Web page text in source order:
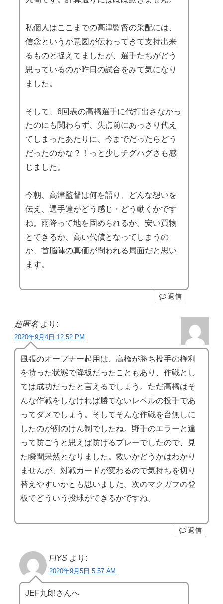
私個人はここまでの高津監督の采配には、
信念というか意図が伝わってきて支持出来
るものと捉えてましたが、選手たちがどう
思っているのか昨日の試合をみて気になり
ました。
そして、6回表の高橋選手に代打出さなかっ
たのにも関わらず、失点前にあっさり代え
てしまったあたりに、今までだったらどう
だったのかな？！っと少しチグハグさも感
じました。
今朝、高津監督は何を語り、どんな想いを
伝え、選手達がどう感じ・どう動くかです
ね。雨降って地を固められるか。安い買物
とできるか、高い代償となってしまうの
か、首脳陣の真価が問われる局面だと思い
ます。
返信
超匿名 より:
2020年9月4日 12:52 PM
風張のオープナー起用は、高橋が勝ち投手の権利
を持った状態で降板だったこともあり、作戦とし
ては成功だったと言えるでしょう。ただ高橋はそ
んな作戦をしなければ勝てないレベルの投手であ
ってダメでしょう。そしてそんな作戦を台無しに
したのが例のけん制でしたね。野手のエラーと違
って防ごうと思えば防げるプレーでしたので、見
た瞬間呆然となりました。救いかどうかはわかり
ませんが、対戦カードが変わるので気持ちを切り
替えやすいかとも思いました。次のマクガフの登
板でどういう投球ができるかですね。
返信
FIYS より:
2020年9月5日 5:57 AM
JEF九郎さんへ